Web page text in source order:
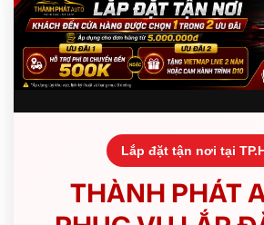
Lắp đặt tận nơi tại
THÀNH PHÁT